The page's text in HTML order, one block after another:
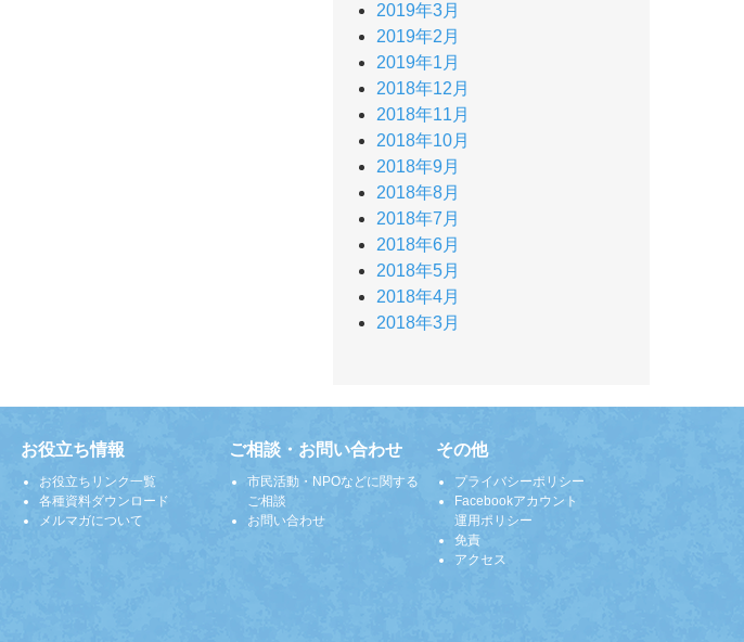
2019年3月
2019年2月
2019年1月
2018年12月
2018年11月
2018年10月
2018年9月
2018年8月
2018年7月
2018年6月
2018年5月
2018年4月
2018年3月
お役立ち情報
お役立ちリンク一覧
各種資料ダウンロード
メルマガについて
ご相談・お問い合わせ
市民活動・NPOなどに関する
ご相談
お問い合わせ
その他
プライバシーポリシー
Facebookアカウント
運用ポリシー
免責
アクセス